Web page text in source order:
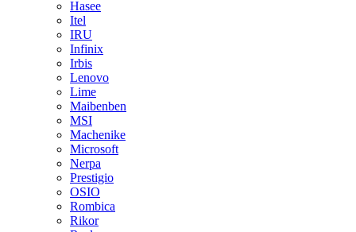
Hasee
Itel
IRU
Infinix
Irbis
Lenovo
Lime
Maibenben
MSI
Machenike
Microsoft
Nerpa
Prestigio
OSIO
Rombica
Rikor